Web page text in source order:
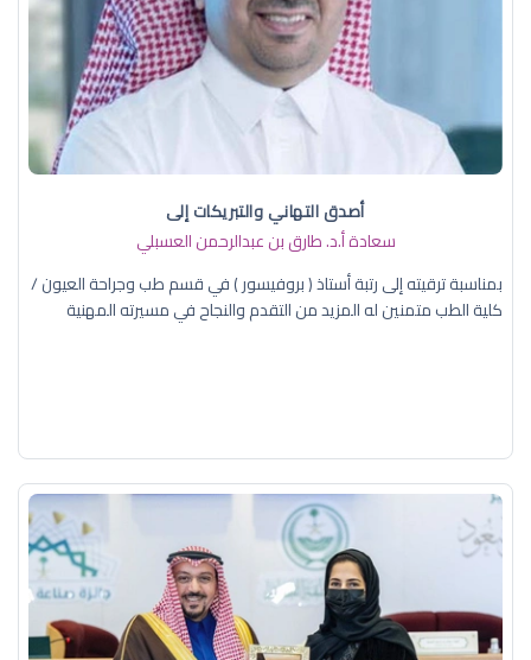
أصدق التهاني والتبريكات إلى
سعادة أ.د. ​طارق بن عبدالرحمن العسبلي
بمناسبة ترقيته إلى رتبة أستاذ ( بروفيسور ) في قسم طب وجراحة العيون /
كلية الطب متمنين له المزيد من التقدم والنجاح في مسيرته المهنية